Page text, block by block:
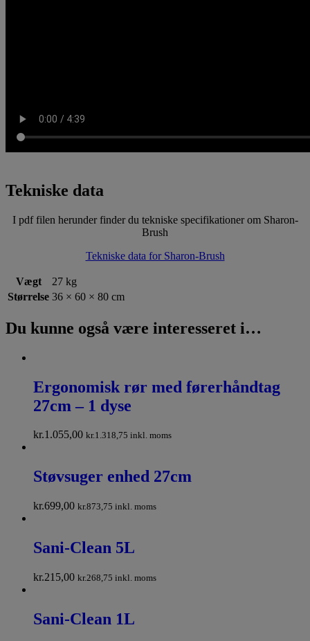
Tekniske data
I pdf filen herunder finder du tekniske specifikationer om Sharon-
Brush
Tekniske data for Sharon-Brush
Vægt
27 kg
Størrelse 36 × 60 × 80 cm
Du kunne også være interesseret i…
Ergonomisk rør med førerhåndtag
27cm – 1 dyse
kr.1.055,00 kr.1.318,75 inkl. moms
Støvsuger enhed 27cm
kr.699,00 kr.873,75 inkl. moms
Sani-Clean 5L
kr.215,00 kr.268,75 inkl. moms
Sani-Clean 1L